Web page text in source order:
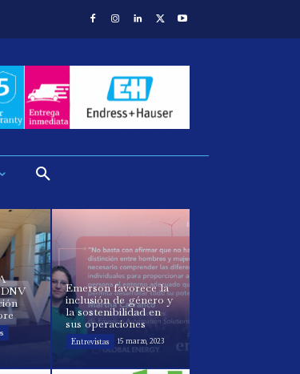
Emerson favorece la
inclusión de género y
la sostenibilidad en
sus operaciones
Entrevistas 15 marzo, 2023